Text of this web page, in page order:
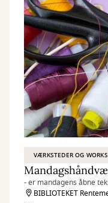
VÆRKSTEDER OG
- er mandagens åbne
BIBLIOTEKET